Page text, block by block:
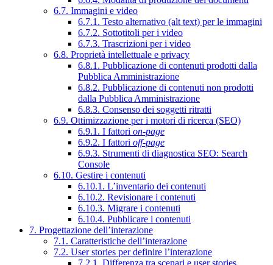
6.7. Immagini e video
6.7.1. Testo alternativo (alt text) per le immagini
6.7.2. Sottotitoli per i video
6.7.3. Trascrizioni per i video
6.8. Proprietà intellettuale e privacy
6.8.1. Pubblicazione di contenuti prodotti dalla
Pubblica Amministrazione
6.8.2. Pubblicazione di contenuti non prodotti
dalla Pubblica Amministrazione
6.8.3. Consenso dei soggetti ritratti
6.9. Ottimizzazione per i motori di ricerca (SEO)
6.9.1. I fattori on-page
6.9.2. I fattori off-page
6.9.3. Strumenti di diagnostica SEO: Search
Console
6.10. Gestire i contenuti
6.10.1. L’inventario dei contenuti
6.10.2. Revisionare i contenuti
6.10.3. Migrare i contenuti
6.10.4. Pubblicare i contenuti
7. Progettazione dell’interazione
7.1. Caratteristiche dell’interazione
7.2. User stories per definire l’interazione
7.2.1. Differenza tra scenari e user stories